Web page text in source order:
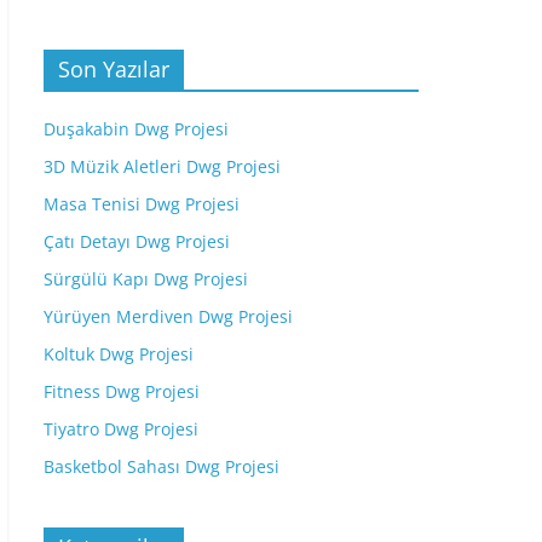
Son Yazılar
Duşakabin Dwg Projesi
3D Müzik Aletleri Dwg Projesi
Masa Tenisi Dwg Projesi
Çatı Detayı Dwg Projesi
Sürgülü Kapı Dwg Projesi
Yürüyen Merdiven Dwg Projesi
Koltuk Dwg Projesi
Fitness Dwg Projesi
Tiyatro Dwg Projesi
Basketbol Sahası Dwg Projesi